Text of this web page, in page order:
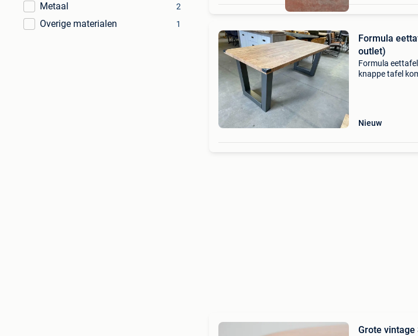
Metaal 2
Overige materialen 1
Formula
outlet)
Formula
knappe tafel
Nieuw
Grote